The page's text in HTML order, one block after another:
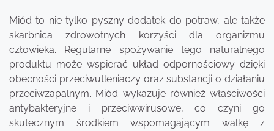
Miód to nie tylko pyszny dodatek do potraw, ale także
skarbnica zdrowotnych korzyści dla organizmu
człowieka. Regularne spożywanie tego naturalnego
produktu może wspierać układ odpornościowy dzięki
obecności przeciwutleniaczy oraz substancji o działaniu
przeciwzapalnym. Miód wykazuje również właściwości
antybakteryjne i przeciwwirusowe, co czyni go
skutecznym środkiem wspomagającym walkę z